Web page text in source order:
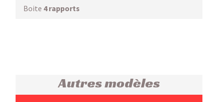
Boite 4 rapports
Autres modèles